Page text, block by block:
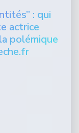
: qui
actrice
polémique